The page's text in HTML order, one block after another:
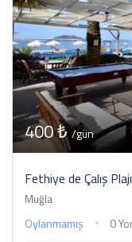
400 ₺/gün
Fethiye de Çalış
Muğla
Oylanmamış 0